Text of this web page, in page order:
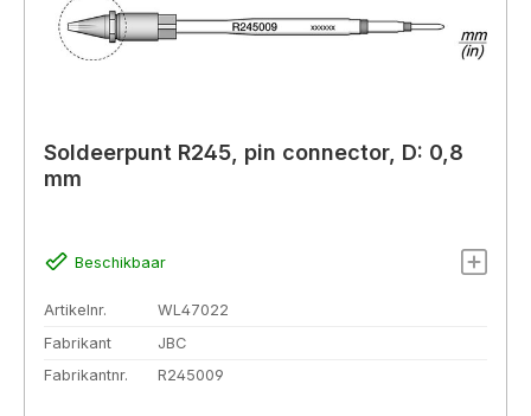
Soldeerpunt R245, pin connector, D: 0,8
mm
Beschikbaar
Artikelnr.
WL47022
Fabrikant
JBC
Fabrikantnr.
R245009